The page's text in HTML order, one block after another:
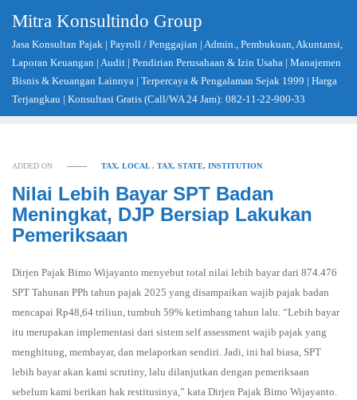
content
Mitra Konsultindo Group
Jasa Konsultan Pajak | Payroll / Penggajian | Admin., Pembukuan, Akuntansi,
Laporan Keuangan | Audit | Pendirian Perusahaan & Izin Usaha | Manajemen
Bisnis & Keuangan Lainnya | Terpercaya & Pengalaman Sejak 1999 | Harga
Terjangkau | Konsultasi Gratis (Call/WA 24 Jam): 082-11-22-900-33
ADDED ON TAX, LOCAL,TAX, STATE, INSTITUTION
Nilai Lebih Bayar SPT Badan
Meningkat, DJP Bersiap Lakukan
Pemeriksaan
Dirjen Pajak Bimo Wijayanto menyebut total nilai lebih bayar dari 874.476
SPT Tahunan PPh tahun pajak 2025 yang disampaikan wajib pajak badan
mencapai Rp48,64 triliun, tumbuh 59% ketimbang tahun lalu. “Lebih bayar
itu merupakan implementasi dari sistem self assessment wajib pajak yang
menghitung, membayar, dan melaporkan sendiri. Jadi, ini hal biasa, SPT
lebih bayar akan kami scrutiny, lalu dilanjutkan dengan pemeriksaan
sebelum kami berikan hak restitusinya,” kata Dirjen Pajak Bimo Wijayanto.